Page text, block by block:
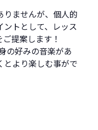
りませんが、個人的
ントとして、レッス
提案します！
の好みの音楽があ
とより楽しむ事がで